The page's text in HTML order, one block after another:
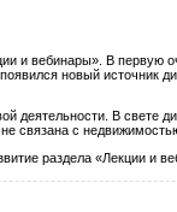
и вебинары». В первую
новый источник
В свете
с
раздела «Лекции и